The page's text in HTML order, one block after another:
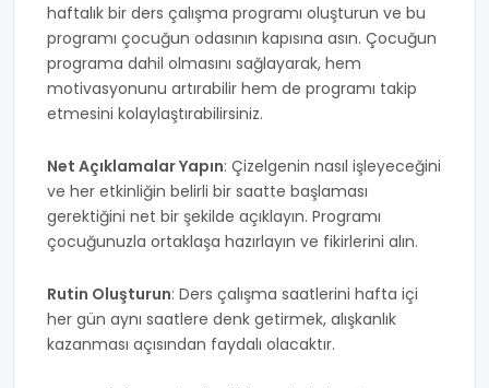
haftalık bir ders çalışma programı oluşturun ve bu
programı çocuğun odasının kapısına asın. Çocuğun
programa dahil olmasını sağlayarak, hem
motivasyonunu artırabilir hem de programı takip
etmesini kolaylaştırabilirsiniz.
Net Açıklamalar Yapın: Çizelgenin nasıl işleyeceğini
ve her etkinliğin belirli bir saatte başlaması
gerektiğini net bir şekilde açıklayın. Programı
çocuğunuzla ortaklaşa hazırlayın ve fikirlerini alın.
Rutin Oluşturun: Ders çalışma saatlerini hafta içi
her gün aynı saatlere denk getirmek, alışkanlık
kazanması açısından faydalı olacaktır.